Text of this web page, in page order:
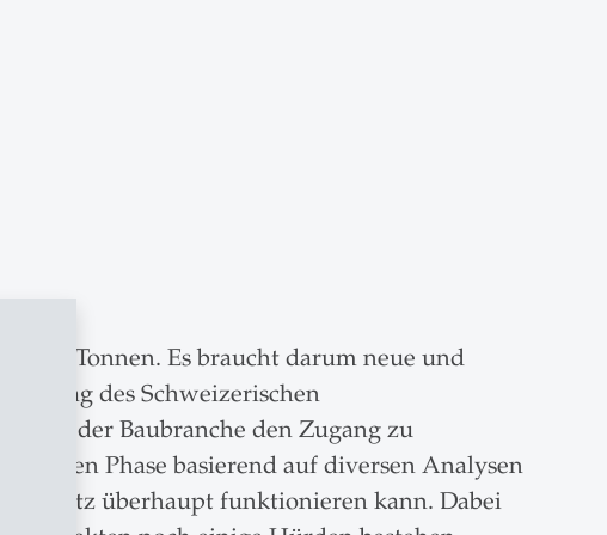
Mio. Tonnen. Es braucht darum neue und
des Schweizerischen
Ziel der Baubranche den Zugang zu
ersten Phase basierend auf diversen Analysen
überhaupt funktionieren kann. Dabei